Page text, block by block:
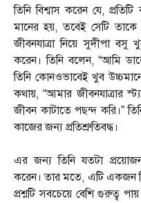
তিনি বিশ্বাস করেন যে,
মানের হয়, তবেই সেটি তাকে
জীবনযাত্রা নিয়ে সুদীপা বসু
করেন। তিনি বলেন, “আমি
তিনি কোনওভাবেই খুব
কথায়, “আমার জীবনযাত্রার
জীবন কাটাতে পছন্দ করি।”
কাজের জন্য প্রতিশ্রুতিবদ্ধ।
এর জন্য তিনি যতটা
করেন। তার মতে, এটি একজন
প্রশ্নটি সবচেয়ে বেশি গুরুত্ব